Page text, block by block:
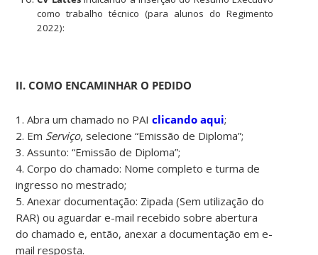
como trabalho técnico (para alunos do Regimento
2022):
II. COMO ENCAMINHAR O PEDIDO
1. Abra um chamado no PAIclicando aqui;
2. Em Serviço, selecione “Emissão de Diploma”;
3. Assunto: “Emissão de Diploma”;
4. Corpo do chamado: Nome completo e turma de
ingresso no mestrado;
5. Anexar documentação: Zipada (Sem utilização do
RAR) ou aguardar e-mail recebido sobre abertura
do chamado e, então, anexar a documentação em e-
mail resposta.